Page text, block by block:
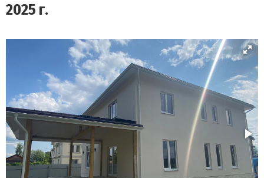
2025 г.